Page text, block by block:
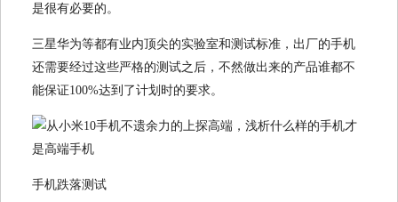
是很有必要的。
三星华为等都有业内顶尖的实验室和测试标准，出厂的手机
还需要经过这些严格的测试之后，不然做出来的产品谁都不
能保证100%达到了计划时的要求。
手机跌落测试